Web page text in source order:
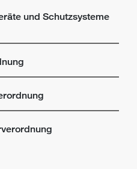
und Schutzsysteme